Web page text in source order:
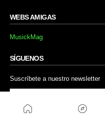
WEBS AMIGAS
MusickMag
SÍGUENOS
Suscríbete a nuestro newsletter